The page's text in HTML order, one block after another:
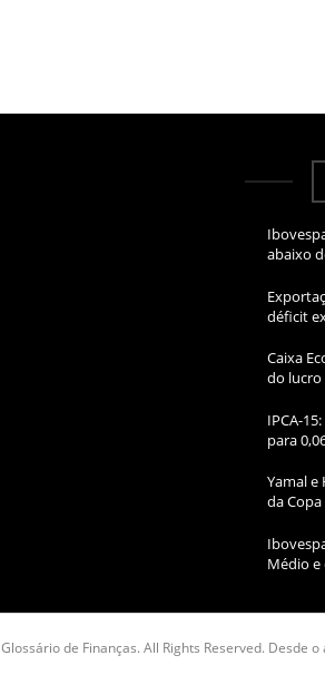
abaixo
déficit
Caixa
do lucro
IPCA-
para
Yamal e
da
Médio e
Glossário de Finanças. All Rights Reserved. Desde